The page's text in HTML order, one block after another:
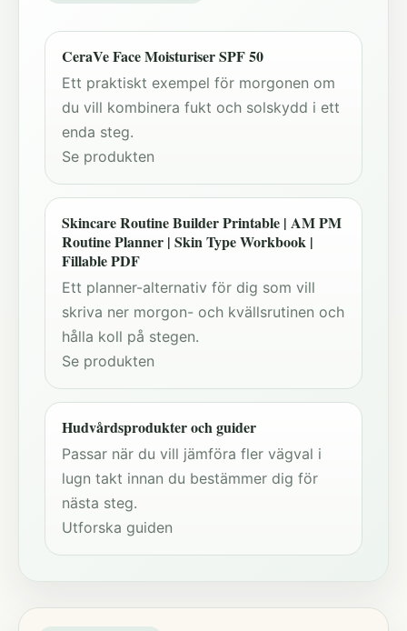
CeraVe Face Moisturiser SPF 50
Ett praktiskt exempel för morgonen om
du vill kombinera fukt och solskydd i ett
enda steg.
Se produkten
Skincare Routine Builder Printable | AM PM
Routine Planner | Skin Type Workbook |
Fillable PDF
Ett planner-alternativ för dig som vill
skriva ner morgon- och kvällsrutinen och
hålla koll på stegen.
Se produkten
Hudvårdsprodukter och guider
Passar när du vill jämföra fler vägval i
lugn takt innan du bestämmer dig för
nästa steg.
Utforska guiden